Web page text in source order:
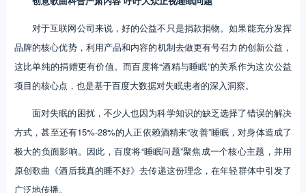
对于互联网公司来说，好的公益不只是捐款捐物。如果能充分发挥
品牌的核心优势，利用产品和内容的机制去做更有号召力的创新公益，
这比单纯的捐赠更有价值。而百度将“酒精与睡眠”的关系作为这次公益
项目的核心点，也是基于百度大数据对失眠患者的深入洞察。
面对失眠的困扰，不少人也因为科学知识的缺乏选择了错误的解决
方式，甚至还有15%-28%的人正依赖酒精来“改善”睡眠，对身体造成了
极大的负面影响。因此，百度将“睡眠问题”聚焦成一个核心主题，并用
原创歌曲《酒后我真的睡不好》去传递这份理念，在年轻群体中引发了
广泛地传播。